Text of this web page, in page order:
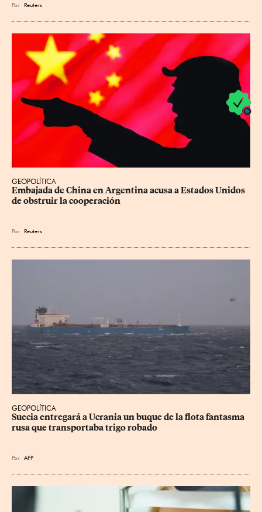
Por Reuters
GEOPOLÍTICA
Embajada de China en Argentina acusa a Estados Unidos
de obstruir la cooperación
Por Reuters
GEOPOLÍTICA
Suecia entregará a Ucrania un buque de la flota fantasma
rusa que transportaba trigo robado
Por AFP